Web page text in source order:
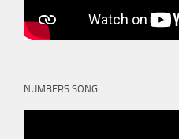
NUMBERS SONG